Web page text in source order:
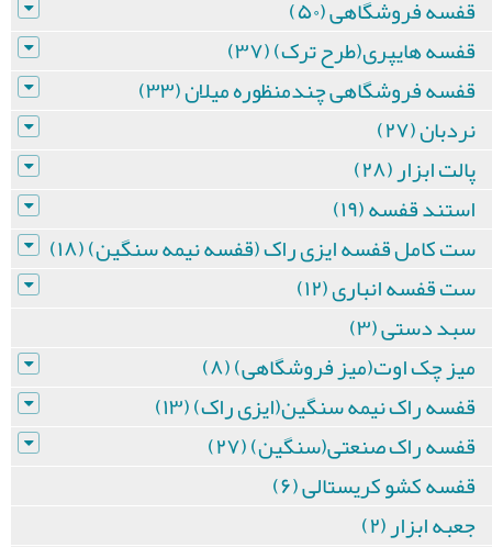
قفسه فروشگاهی (۵۰)
قفسه هایپری(طرح ترک) (۳۷)
قفسه فروشگاهی چندمنظوره میلان (۳۳)
نردبان (۲۷)
پالت ابزار (۲۸)
استند قفسه (۱۹)
ست کامل قفسه ایزی راک (قفسه نیمه سنگین) (۱۸)
ست قفسه انباری (۱۲)
سبد دستی (۳)
میز چک اوت(میز فروشگاهی) (۸)
قفسه راک نیمه سنگین(ایزی راک) (۱۳)
قفسه راک صنعتی(سنگین) (۲۷)
قفسه کشو کریستالی (۶)
جعبه ابزار (۲)